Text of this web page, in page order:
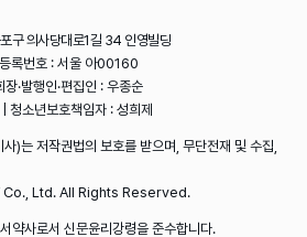
구 의사당대로1길 34 인영빌딩
번호 : 서울 아00160
·발행인·편집인 : 우종순
소년보호책임자 : 성희제
)는 저작권법의 보호를 받으며, 무단전재 및 수집,
Ltd. All Rights Reserved.
약사로서 신문윤리강령을 준수합니다.